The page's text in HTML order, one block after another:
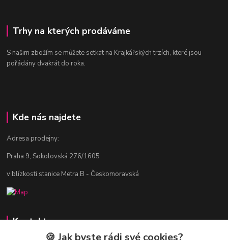
Trhy na kterých prodáváme
S našim zbožím se můžete setkat na Krajkářských trzích, které jsou
pořádány dvakrát do roka.
Kde nás najdete
Adresa prodejny:
Praha 9, Sokolovská 276/1605
v blízkosti stanice Metra B - Českomoravská
Kontakty
🍪 Jak byste rádi své cookies?